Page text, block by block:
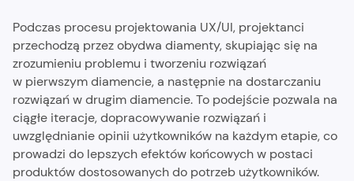
Podczas procesu projektowania UX/UI, projektanci
przechodzą przez obydwa diamenty, skupiając się na
zrozumieniu problemu i tworzeniu rozwiązań
w pierwszym diamencie, a następnie na dostarczaniu
rozwiązań w drugim diamencie. To podejście pozwala na
ciągłe iteracje, dopracowywanie rozwiązań i
uwzględnianie opinii użytkowników na każdym etapie, co
prowadzi do lepszych efektów końcowych w postaci
produktów dostosowanych do potrzeb użytkowników.